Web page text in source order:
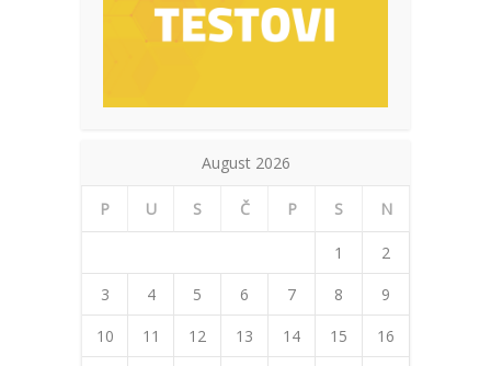
August 2026
P U S Č P S N
1
2
3
4 5 6 7 8
9
10
11 12 13 14 15
16